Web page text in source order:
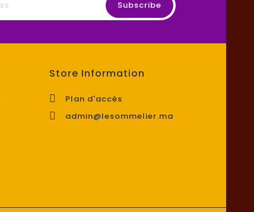
Store Information
 Plan d'accès
 admin@lesommelier.ma